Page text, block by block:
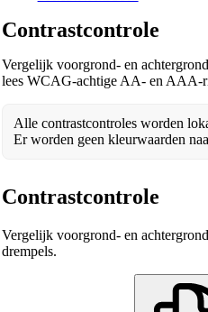
Contrastcontrole
Vergelijk voorgrond- en
lees WCAG-achtige AA- en AAA-
Alle contrastcontroles worden
Er worden geen kleurwaarden
Contrastcontrole
Vergelijk voorgrond- en
drempels.